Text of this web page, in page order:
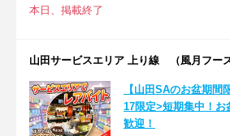
本日、掲載終了
山田サービスエリア 上り線 （風月フーズ
【山田SAのお盆期間
17限定>短期集中！
歓迎！